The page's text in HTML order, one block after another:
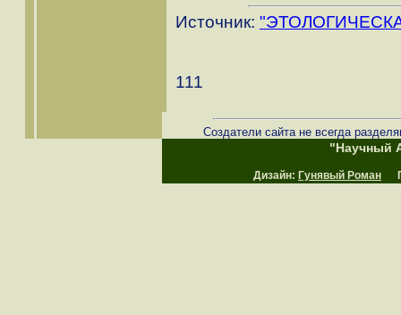
Источник:
111
Создатели сайта не всегда
"Научный
Дизайн: Гунявый Роман